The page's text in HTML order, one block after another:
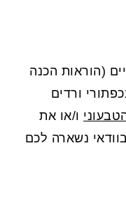
(הוראות הכנה
ורדים
ו/או את
נשארה לכם